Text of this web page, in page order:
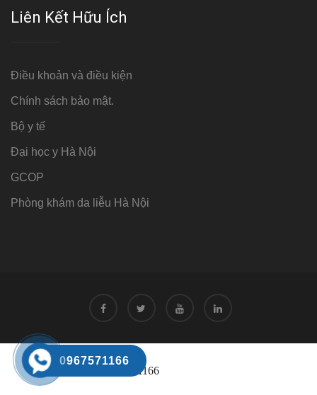
Liên Kết Hữu Ích
Điều khoản và điều kiện
Chính sách bảo mật.
Bộ y tế
Đại học y Hà Nội
GCOP
Phòng khám da liễu Hà Nội
0967571166
Tư vấn
Tư vấn trực tuyến 24/7
0968221166
Đặt hẹn